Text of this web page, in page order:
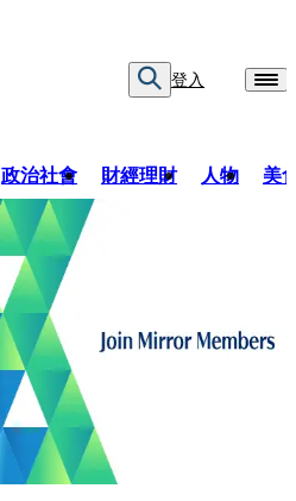
登入
政治社會 財經理財 人物 美